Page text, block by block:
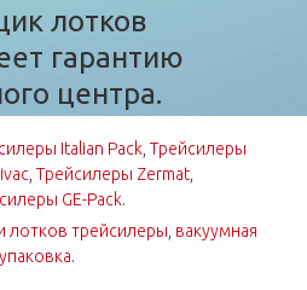
лотков
гарантию
центра.
Italian Pack Трейсилеры
Трейсилеры Zermat
GE-Pack.
лотков трейсилеры, вакуумная
упаковка.